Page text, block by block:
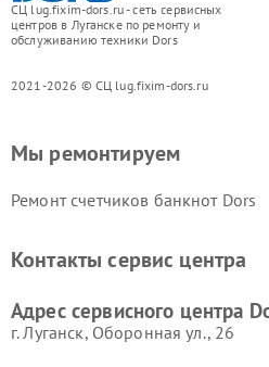
СЦ lug.fixim-dors.ru - сеть сервисных
центров в Луганске по ремонту и
обслуживанию техники Dors
2021-2026 © СЦ lug.fixim-dors.ru
Мы ремонтируем
Ремонт счетчиков банкнот Dors
Контакты сервис центра
Адрес сервисного центра
г. Луганск, Оборонная ул., 26